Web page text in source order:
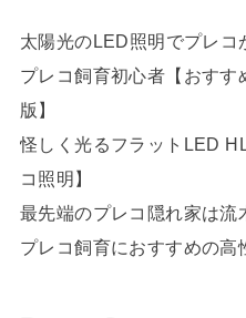
太陽光のLED照明でプレコ
プレコ飼育初心者【おす
版】
怪しく光るフラットLED
コ照明】
最先端のプレコ隠れ家は流
プレコ飼育におすすめの高